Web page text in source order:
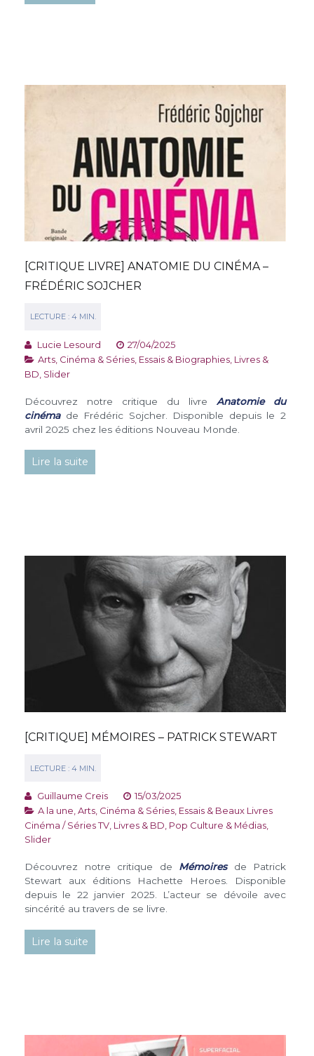
[CRITIQUE LIVRE] ANATOMIE DU CINÉMA –
FRÉDÉRIC SOJCHER
Lucie Lesourd
27/04/2025
Arts, Cinéma & Séries Essais & Biographies Livres &
BD Slider
Découvrez notre critique du livre Anatomie du
cinéma de Frédéric Sojcher. Disponible depuis le 2
avril 2025 chez les éditions Nouveau Monde.
Lire la suite
[CRITIQUE] MÉMOIRES – PATRICK STEWART
Guillaume Creis
15/03/2025
A la une Arts, Cinéma & Séries Essais & Beaux Livres
Cinéma / Séries TV Livres & BD Pop Culture & Médias
Slider
Découvrez notre critique de Mémoiresde Patrick
Stewart aux éditions Hachette Heroes. Disponible
depuis le 22 janvier 2025. L’acteur se dévoile avec
sincérité au travers de se livre.
Lire la suite